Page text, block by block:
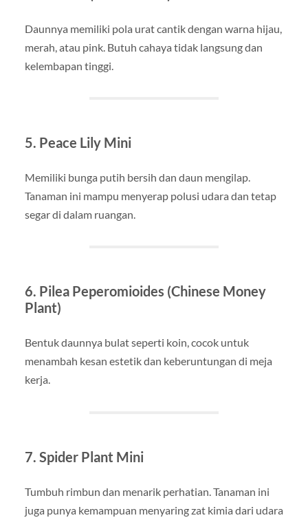
Daunnya memiliki pola urat cantik dengan warna hijau,
merah, atau pink. Butuh cahaya tidak langsung dan
kelembapan tinggi.
5. Peace Lily Mini
Memiliki bunga putih bersih dan daun mengilap.
Tanaman ini mampu menyerap polusi udara dan tetap
segar di dalam ruangan.
6. Pilea Peperomioides (Chinese Money
Plant)
Bentuk daunnya bulat seperti koin, cocok untuk
menambah kesan estetik dan keberuntungan di meja
kerja.
7. Spider Plant Mini
Tumbuh rimbun dan menarik perhatian. Tanaman ini
juga punya kemampuan menyaring zat kimia dari udara